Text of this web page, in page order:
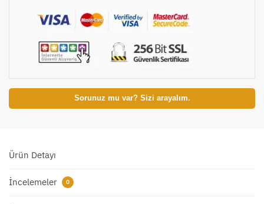
Sorunuz mu var? Sizi arayalım.
Ürün Detayı
İncelemeler 0